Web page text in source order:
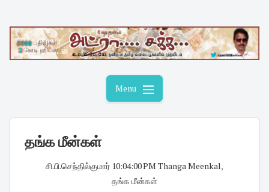
content
Menu
தங்க மீன்கள்
சி.பி.செந்தில்குமார் 10:04:00 PM Thanga Meenkal,
தங்க மீன்கள்